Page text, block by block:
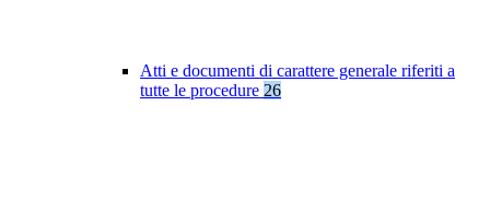
Atti e documenti di carattere generale riferiti a
tutte le procedure 26